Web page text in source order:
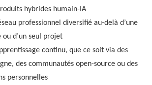
hybrides humain-IA
professionnel diversifié au-delà d’une
d’un seul projet
continu, que ce soit via des
des communautés open-source ou des
personnelles